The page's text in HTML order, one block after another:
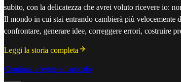
subito, con la delicatezza che avrei voluto ricevere io:
Il mondo in cui stai entrando cambierà più velocemente
confrontare, generare idee, correggere errori, costruire
Leggi la storia completa
Continua a leggere l'articolo